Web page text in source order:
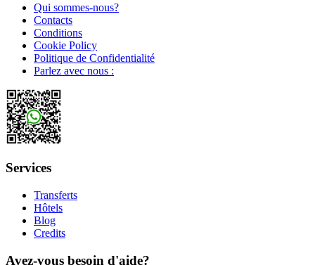
Qui sommes-nous?
Contacts
Conditions
Cookie Policy
Politique de Confidentialité
Parlez avec nous :
Services
Transferts
Hôtels
Blog
Credits
Avez-vous besoin d'aide?